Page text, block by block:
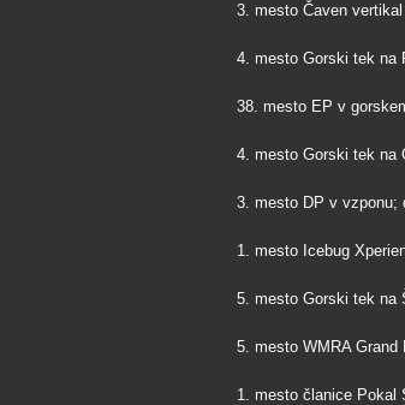
3. mesto Čaven
4. mesto Gorski tek na
38. mesto EP v
4. mesto Gorski tek na
3. mesto DP v vzponu;
1. mesto Icebug
5. mesto Gorski tek na
5. mesto WMRA Grand
1. mesto članice Pokal